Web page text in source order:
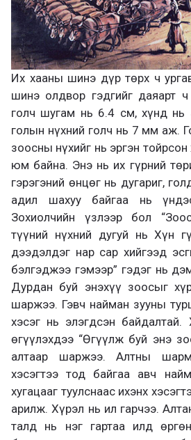
Их хааны шинэ дүр төрх ч
шинэ олдвор гэдгийг даяарт
голч шугам нь 6.4 см, хүнд нь
голын нүхний голч нь 7 мм аж.
зоосны нүхийг нь эргэн
юм байна. Энэ нь их гүрний
гэрэгэний өнцөг нь дугариг,
адил шахуу байгаа нь
Зохиолчийн үзлээр бол
түүний нүхний дугуй нь Хүн
дээдэлдэг нар сар хийгээд
бэлгэджээ гэмээр” гэдэг нь
Дурдан буй энэхүү зоосыг
шаржээ. Гэвч найман зууны
хэсэг нь элэгдсэн
өгүүлэхдээ “Өгүүлж буй энэ
алтаар шаржээ. Алтны
хэсэгтээ тод байгаа авч
хугацааг туулснаас ихэнх
арилж. Хүрэл нь ил гарчээ.
талд нь нэг гартаа илд